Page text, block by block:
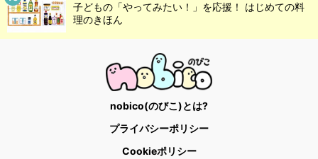
子どもの「やってみたい！」を応援！ はじめての料
理のきほん
nobico(のびこ)とは?
プライバシーポリシー
Cookieポリシー